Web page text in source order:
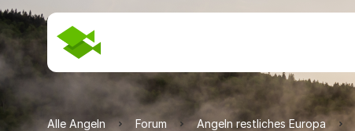
Alle Angeln Forum Angeln restliches Europa